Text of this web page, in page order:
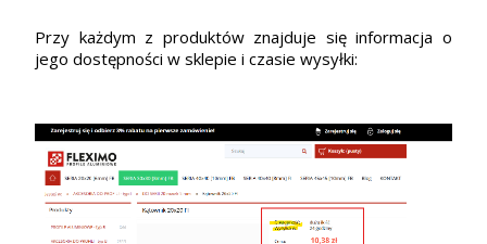
Przy każdym z produktów znajduje się informacja o
jego dostępności w sklepie i czasie wysyłki: